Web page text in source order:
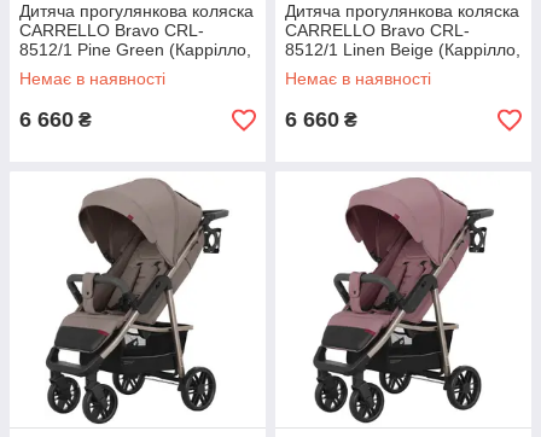
Дитяча прогулянкова коляска
CARRELLO Bravo CRL-
8512/1 Pine Green (Каррілло,
Китай)
Немає в наявності
6 660 ₴
Дитяча прогулянкова коляска
CARRELLO Bravo CRL-
8512/1 Linen Beige (Каррілло,
Китай)
Немає в наявності
6 660 ₴